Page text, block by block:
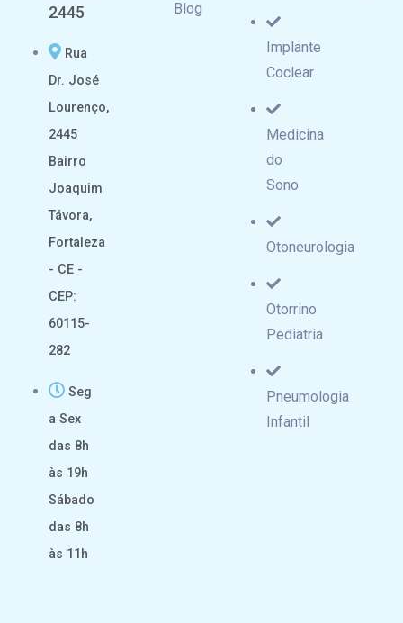
2445
Rua
Dr. José
Lourenço,
2445
Bairro
Joaquim
Távora,
Fortaleza
- CE -
CEP:
60115-
282
Seg
a Sex
das 8h
às 19h
Sábado
das 8h
às 11h
Blog
Implante
Coclear
Medicina
do
Sono
Otoneurologia
Otorrino
Pediatria
Pneumologia
Infantil